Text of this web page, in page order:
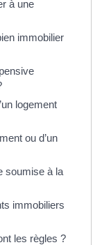
à une
immobilier
logement
ou d’un
soumise à la
immobiliers
les règles ?